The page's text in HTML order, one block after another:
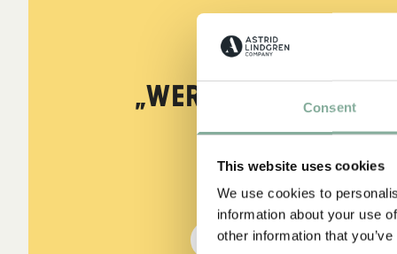
Consent
This website uses cookies
We use cookies to
information about your use
other information that
„Wer stark ist,
sein.“
DIE PIPPI-LANGSTRUMPF-